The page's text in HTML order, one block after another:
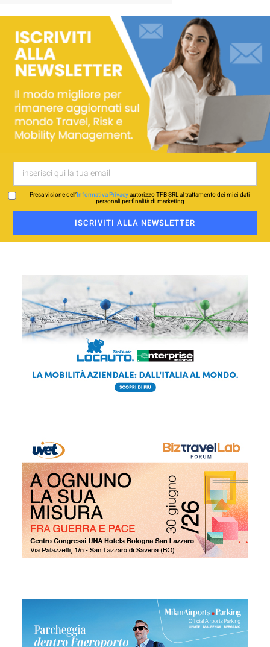
Presa visione dell’Informativa Privacyautorizzo TFB SRL al trattamento dei miei dati
personali per finalità di marketing
ISCRIVITI ALLA NEWSLETTER